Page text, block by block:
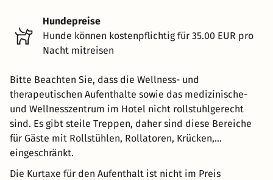
Hundepreise
Hunde können kostenpflichtig für 35.00 EUR pro
Nacht mitreisen
Bitte Beachten Sie, dass die Wellness- und
therapeutischen Aufenthalte sowie das medizinische-
und Wellnesszentrum im Hotel nicht rollstuhlgerecht
sind. Es gibt steile Treppen, daher sind diese Bereiche
für Gäste mit Rollstühlen, Rollatoren, Krücken,...
eingeschränkt.
Die Kurtaxe für den Aufenthalt ist nicht im Preis